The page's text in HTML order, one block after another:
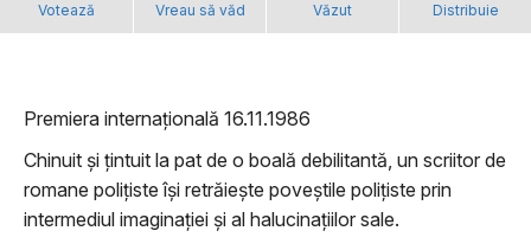
Votează Vreau să văd Văzut Distribuie
Premiera internațională 16.11.1986
Chinuit și țintuit la pat de o boală debilitantă, un scriitor de
romane polițiste își retrăiește poveștile polițiste prin
intermediul imaginației și al halucinațiilor sale.